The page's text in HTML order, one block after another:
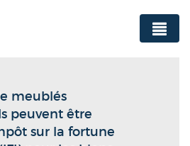
cookies
meublés
peuvent être
sur la fortune